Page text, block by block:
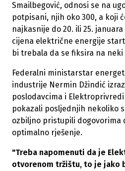
Smailbegović, odnosi se na
potpisani, njih oko 300, a koji
najkasnije do 20. ili 25.
cijena električne energije
bi trebala da se fiksira na
Federalni ministarstar
industrije Nermin Džindić
poslodavcima i
pokazali posljednjih nekoliko
ozbiljno pristupili dogovorima
optimalno rješenje.
"Treba napomenuti da je
otvorenom tržištu, to je jako